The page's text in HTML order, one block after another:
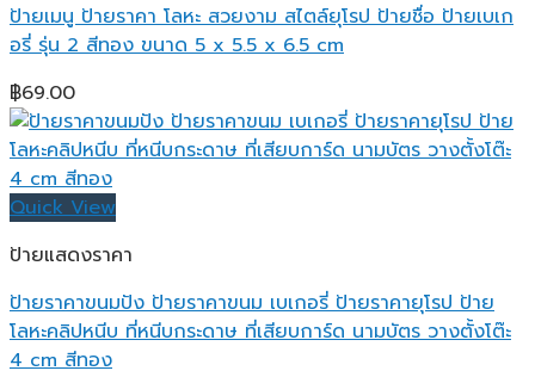
ป้ายเมนู ป้ายราคา โลหะ สวยงาม สไตล์ยุโรป ป้ายชื่อ ป้ายเบเก
อรี่ รุ่น 2 สีทอง ขนาด 5 x 5.5 x 6.5 cm
฿69.00
Quick View
ป้ายแสดงราคา
ป้ายราคาขนมปัง ป้ายราคาขนม เบเกอรี่ ป้ายราคายุโรป ป้าย
โลหะคลิปหนีบ ที่หนีบกระดาษ ที่เสียบการ์ด นามบัตร วางตั้งโต๊ะ
4 cm สีทอง